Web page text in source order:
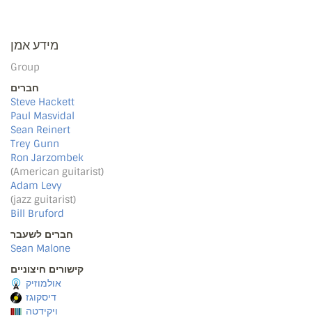
מידע אמן
Group
חברים
Steve Hackett
Paul Masvidal
Sean Reinert
Trey Gunn
Ron Jarzombek
(American guitarist)
Adam Levy
(jazz guitarist)
Bill Bruford
חברים לשעבר
Sean Malone
קישורים חיצוניים
אולמוזיק
דיסקוגז
ויקידטה